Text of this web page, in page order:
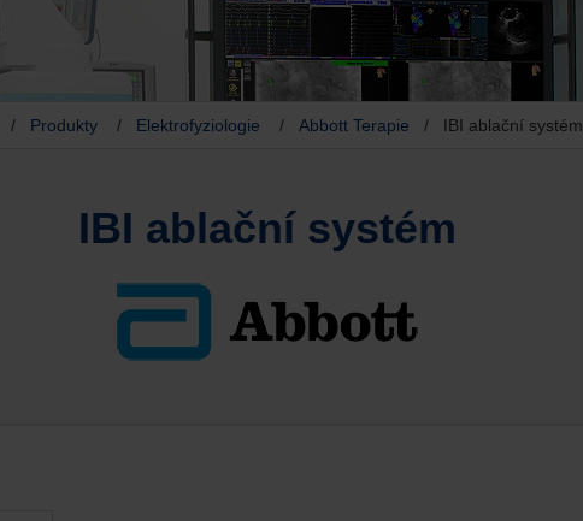
/ Produkty / Elektrofyziologie / Abbott Terapie / IBI ablační systém
IBI ablační systém